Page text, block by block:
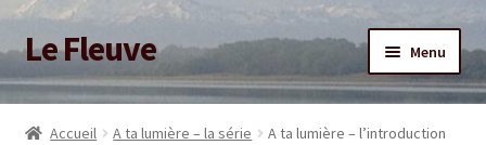
Aller
à
la
navigation
Aller
au
contenu
Le Fleuve Menu
Accueil
Ouvrir
le
Accueil A ta lumière – la série A ta lumière – l’introduction